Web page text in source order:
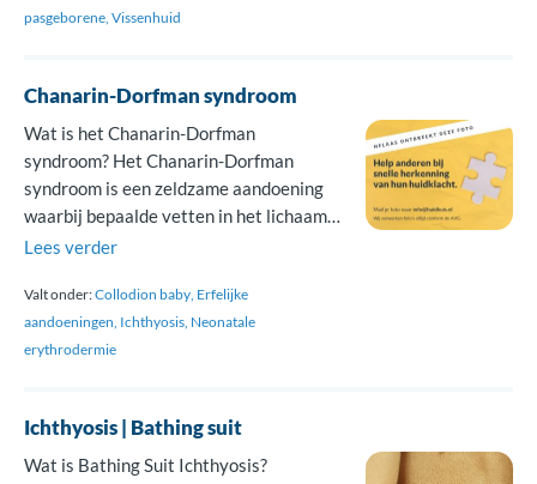
pasgeborene Vissenhuid
Chanarin-Dorfman syndroom
Wat is het Chanarin-Dorfman
syndroom? Het Chanarin-Dorfman
syndroom is een zeldzame aandoening
waarbij bepaalde vetten in het lichaam
niet goed afgebroken worden. Deze
daardoor op verschillende plekken op,
zoals de huid, lever, spieren, organen,
ogen en oren. Doordat de vetten zich in
Lees verder
Valt onder:Collodion baby Erfelijke
aandoeningen Ichthyosis Neonatale
erythrodermie
Ichthyosis | Bathing suit
Wat is Bathing Suit Ichthyosis?